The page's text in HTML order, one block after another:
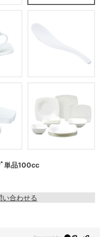
ﾟ単品100cc
合わせる